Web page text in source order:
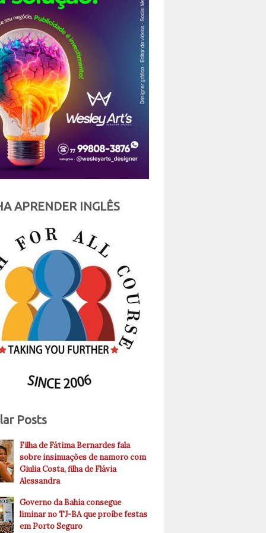
APRENDER INGLÊS
Posts
Filha de Fátima Bernardes fala
sobre insinuações de namoro com
Giulia Costa, filha de Flávia
Alessandra
Governo da Bahia consegue
liminar no TJ-BA que proíbe festas
em Porto Seguro